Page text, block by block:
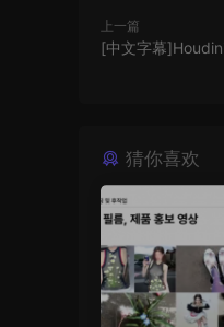
上一篇
[中文字幕
猜你喜欢